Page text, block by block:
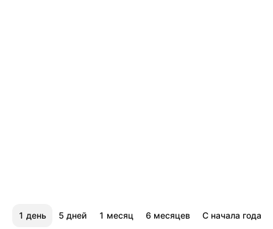
1 день 5 дней 1 месяц 6 месяцев С начала года